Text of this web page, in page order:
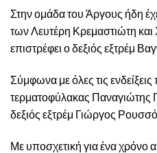
Στην ομάδα του Άργους ήδη
των Λευτέρη Κρεμαστιώτη
επιστρέφει ο δεξιός εξτρέμ
Σύμφωνα με όλες τις
τερματοφύλακας
δεξιός εξτρέμ Γιώργος
Με υποσχετική για ένα χρόνο